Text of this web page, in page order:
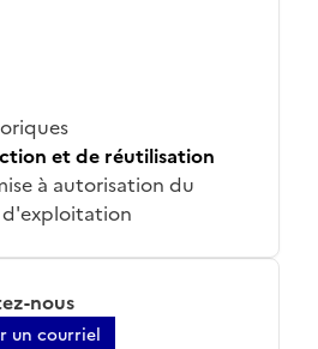
et de réutilisation
à autorisation du
nous
un courriel